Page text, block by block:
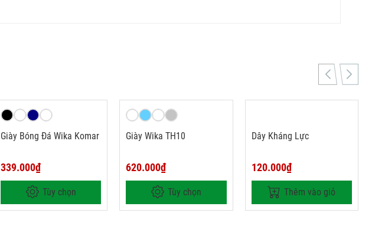
Giày Bóng Đá Wika Komar
339.000₫
Tùy chọn
Giày Wika TH10
620.000₫
Tùy chọn
Dây Kháng Lực
120.000₫
Thêm vào giỏ